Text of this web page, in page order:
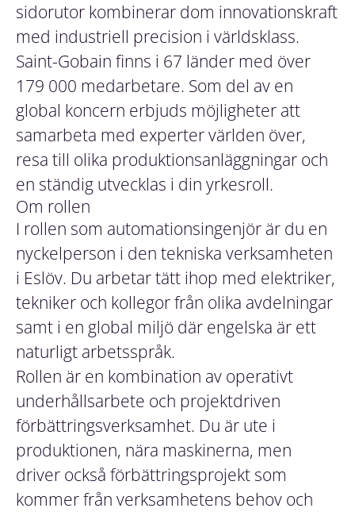
sidorutor kombinerar dom innovationskraft
med industriell precision i världsklass.
Saint-Gobain finns i 67 länder med över
179 000 medarbetare. Som del av en
global koncern erbjuds möjligheter att
samarbeta med experter världen över,
resa till olika produktionsanläggningar och
en ständig utvecklas i din yrkesroll.
Om rollen
I rollen som automationsingenjör är du en
nyckelperson i den tekniska verksamheten
i Eslöv. Du arbetar tätt ihop med elektriker,
tekniker och kollegor från olika avdelningar
samt i en global miljö där engelska är ett
naturligt arbetsspråk.
Rollen är en kombination av operativt
underhållsarbete och projektdriven
förbättringsverksamhet. Du är ute i
produktionen, nära maskinerna, men
driver också förbättringsprojekt som
kommer från verksamhetens behov och